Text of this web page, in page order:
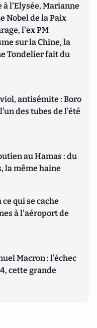
à l'Elysée, Marianne
Nobel de la Paix
l'ex PM
sur la Chine, la
Tondelier fait du
antisémite : Boro
des tubes de l’été
au Hamas : du
la même haine
ce qui se cache
à l'aéroport de
Macron : l’échec
cette grande